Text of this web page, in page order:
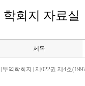
학회지 자료실
제목
[무역학회지] 제022권 제4호